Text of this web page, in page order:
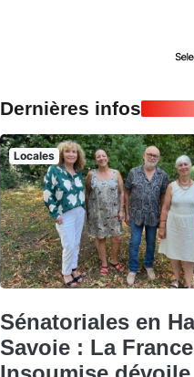
Dernières infos
Locales
Sénatoriales en
Savoie : La France